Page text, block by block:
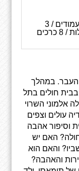
10:10 שעות / 308 עמודים / 3
כרכים לאותיות גדולות / 8 כרכים
העבר. במהלך
חולים בתל
אלמוני השרוי
עולים וצפים
וסיפור אהבה
האם יש
והאם הוא
והאהבה?